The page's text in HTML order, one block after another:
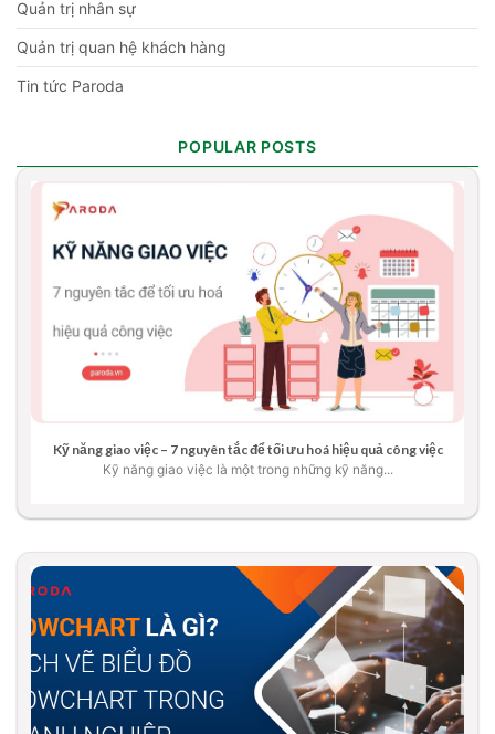
Quản trị nhân sự
Quản trị quan hệ khách hàng
Tin tức Paroda
POPULAR POSTS
Kỹ năng giao việc – 7 nguyên tắc để tối ưu hoá hiệu quả công việc
Kỹ năng giao việc là một trong những kỹ năng...